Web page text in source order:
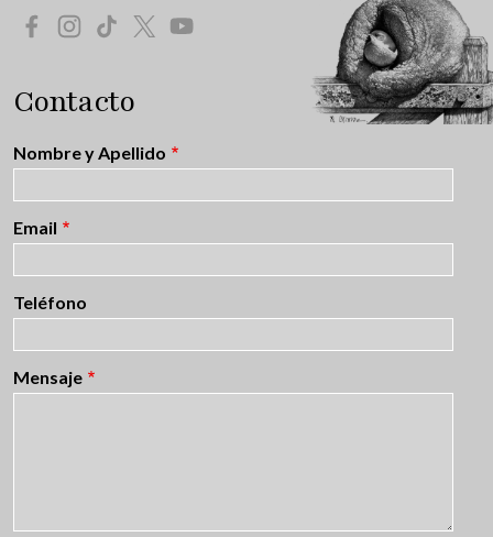
Redes Sociales
Contacto
Nombre y Apellido
Email
Teléfono
Mensaje